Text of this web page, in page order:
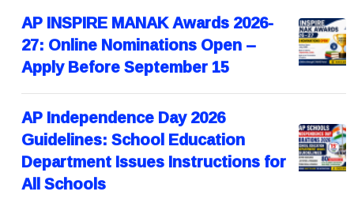
AP INSPIRE MANAK Awards 2026-
27: Online Nominations Open –
Apply Before September 15
AP Independence Day 2026
Guidelines: School Education
Department Issues Instructions for
All Schools